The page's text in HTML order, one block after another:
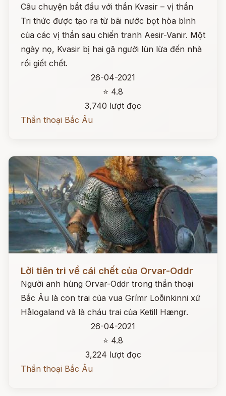
Câu chuyện bắt đầu với thần Kvasir – vị thần
Tri thức được tạo ra từ bãi nước bọt hòa bình
của các vị thần sau chiến tranh Aesir-Vanir. Một
ngày nọ, Kvasir bị hai gã người lùn lừa đến nhà
rồi giết chết.
26-04-2021
⭐ 4.8
3,740 lượt đọc
Thần thoại Bắc Âu
Lời tiên tri về cái chết của Orvar-Oddr
Người anh hùng Orvar-Oddr trong thần thoại
Bắc Âu là con trai của vua Grímr Loðinkinni xứ
Hålogaland và là cháu trai của Ketill Hængr.
26-04-2021
⭐ 4.8
3,224 lượt đọc
Thần thoại Bắc Âu